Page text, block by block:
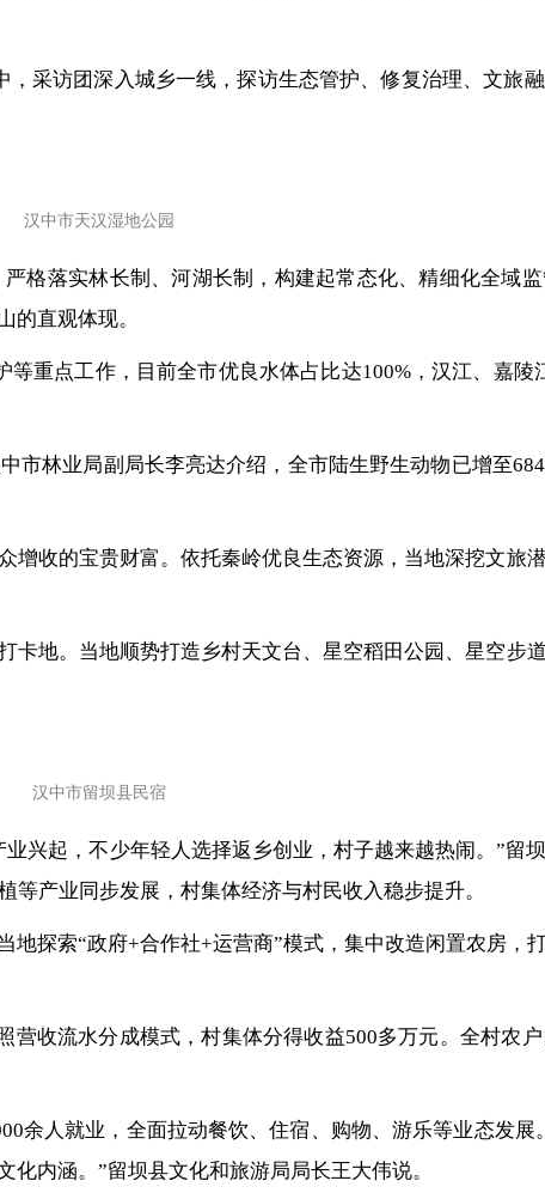
采访团深入城乡一线，探访生态管护、修复治理、文旅
汉中市天汉湿地公园
格落实林长制、河湖长制，构建起常态化、精细化全域
的直观体现。
重点工作，目前全市优良水体占比达100%，汉江、嘉陵
市林业局副局长李亮达介绍，全市陆生野生动物已增至
收的宝贵财富。依托秦岭优良生态资源，当地深挖文旅
地。当地顺势打造乡村天文台、星空稻田公园、星空步
汉中市留坝县民宿
兴起，不少年轻人选择返乡创业，村子越来越热闹。”留
产业同步发展，村集体经济与村民收入稳步提升。
探索“政府+合作社+运营商”模式，集中改造闲置农房，
收流水分成模式，村集体分得收益500多万元。全村农
余人就业，全面拉动餐饮、住宿、购物、游乐等业态发展
内涵。”留坝县文化和旅游局局长王大伟说。